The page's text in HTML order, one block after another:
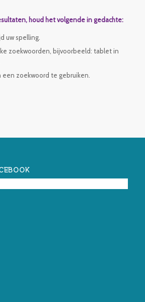
houd het volgende in gedachte:
uw spelling.
zoekwoorden, bijvoorbeeld: tablet in
zoekwoord te gebruiken.